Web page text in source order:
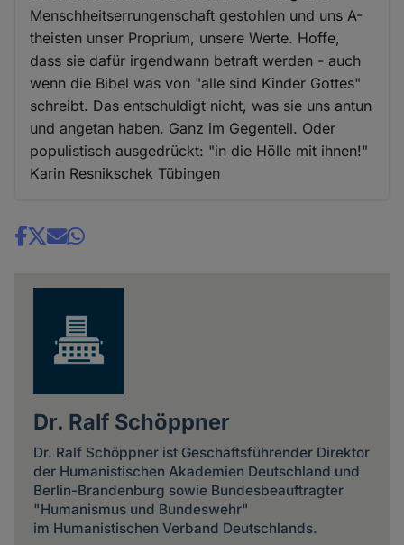
Menschheitserrungenschaft gestohlen und uns A-
theisten unser Proprium, unsere Werte. Hoffe,
dass sie dafür irgendwann betraft werden - auch
wenn die Bibel was von "alle sind Kinder Gottes"
schreibt. Das entschuldigt nicht, was sie uns antun
und angetan haben. Ganz im Gegenteil. Oder
populistisch ausgedrückt: "in die Hölle mit ihnen!"
Karin Resnikschek Tübingen
Share
Dr. Ralf Schöppner
Dr. Ralf Schöppner ist Geschäftsführender Direktor
der Humanistischen Akademien Deutschland und
Berlin-Brandenburg sowie Bundesbeauftragter
"Humanismus und Bundeswehr"
im Humanistischen Verband Deutschlands.